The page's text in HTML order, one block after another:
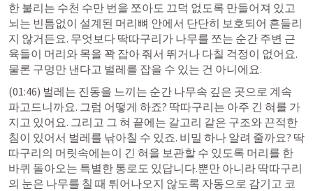
한 불리는 수천 수만 번을 쪼아도 끄덕 없도록 만들어져 있고
뇌는 빈틈없이 설계된 머리뼈 안에서 단단히 보호되어 흔들리
지 않거든요. 무엇보다 딱따구리가 나무를 쪼는 순간 주변 근
육들이 머리와 목을 꽉 잡아 줘서 뛰거나 다칠 걱정이 없어요.
물론 구멍만 낸다고 벌레를 잡을 수 있는 건 아니에요.
(01:46) 벌레는 진동을 느끼는 순간 나무속 깊은 곳으로 계속
파고드니까요. 그럼 어떻게 하죠? 딱따구리는 아주 긴 혀를 가
지고 있어요. 그리고 그 혀 끝에는 갈고리 같은 구조와 끈적한
침이 있어서 벌레를 낚아칠 수 있죠. 비밀 하나 알려 줄까요? 딱
따구리의 머릿속에는이 긴 혀을 보관할 수 있도록 머리를 한
바퀴 돌아오는 특별한 통로도 있답니다.뿐만 아니라 딱따구리
의 눈은 나무를 칠 때 튀어나오지 않도록 자동으로 감기고 코